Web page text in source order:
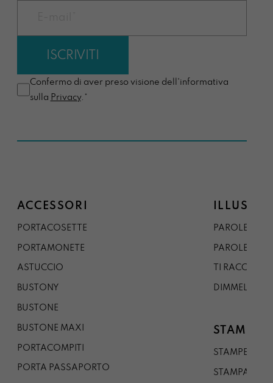
Confermo di aver preso visione dell'informativa
sulla Privacy.*
ACCESSORI
PORTACOSETTE
PORTAMONETE
ASTUCCIO
BUSTONY
BUSTONE
BUSTONE MAXI
PORTACOMPITI
PORTA PASSAPORTO
PAROLE DAL
PAROLE DA
TI
DIMMELO
STAMPE
STAMPE A5
STAMPA A3